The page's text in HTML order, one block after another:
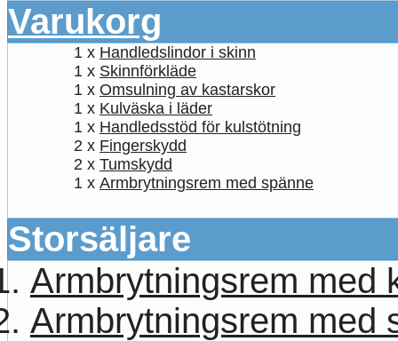
Varukorg
1 x Handledslindor i skinn
1 x Skinnförkläde
1 x Omsulning av kastarskor
1 x Kulväska i läder
1 x Handledsstöd för kulstötning
2 x Fingerskydd
2 x Tumskydd
1 x Armbrytningsrem med spänne
Storsäljare
Armbrytningsrem med
Armbrytningsrem med